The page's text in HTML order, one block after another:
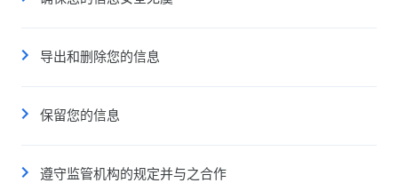
导出和删除您的信息
保留您的信息
遵守监管机构的规定并与之合作